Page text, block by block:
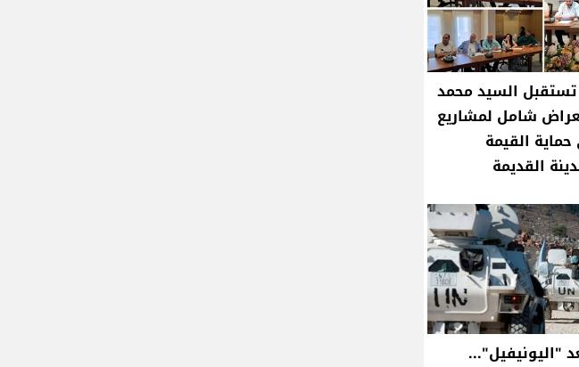
تستقبل السيد محمد
شامل لمشاريع
القيمة
القديمة
"اليونيفيل"...